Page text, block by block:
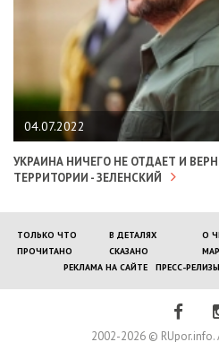
04.07.2022
УКРАИНА НИЧЕГО НЕ ОТДАЕТ И
ТЕРРИТОРИИ - ЗЕЛЕНСКИЙ
ТОЛЬКО ЧТО В ДЕТАЛЯХ О
ПРОЧИТАНО
СКАЗАНО
РЕКЛАМА НА САЙТЕ
ПРЕСС-РЕЛИЗЫ
2002-2026 © RUpor.info.